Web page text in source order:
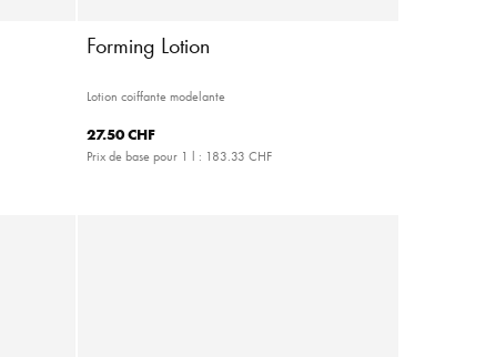
Forming Lotion
Lotion coiffante modelante
27.50 CHF
Prix de base pour 1 l : 183.33 CHF